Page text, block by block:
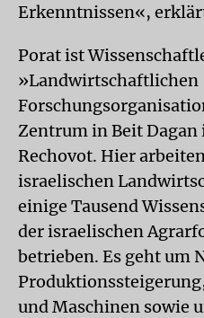
Erkenntnissen«,
Porat ist
»Landwirtschaftlichen
Zentrum in Beit Dagan
Rechovot. Hier
israelischen
einige Tausend
der israelischen
betrieben. Es geht um
und Maschinen sowie